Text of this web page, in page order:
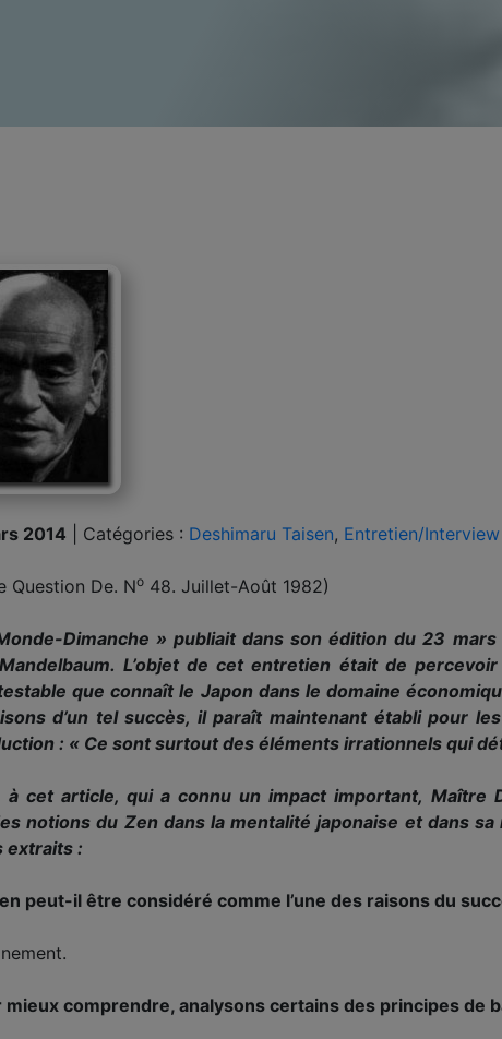
2014 Catégories : Deshimaru Taisen, Entretien/Interview
Question De. No 48. Juillet-Août 1982)
Dimanche » publiait dans son édition du 23
L’objet de cet entretien était de
que connaît le Japon dans le domaine
d’un tel succès, il paraît maintenant établi pour
: « Ce sont surtout des éléments irrationnels qui
à cet article, qui a connu un impact important, Maître
notions du Zen dans la mentalité japonaise et dans
extraits :
peut-il être considéré comme l’une des raisons du
mieux comprendre, analysons certains des principes de